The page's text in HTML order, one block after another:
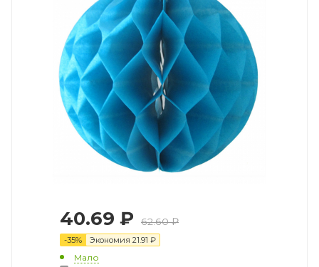
40.69 ₽ 62.60₽
-35% Экономия 21.91 ₽
Мало